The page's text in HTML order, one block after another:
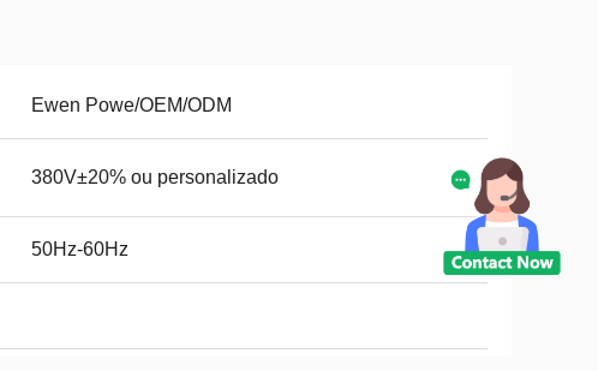
Ewen Powe/OEM/ODM
380V±20% ou personalizado
50Hz-60Hz